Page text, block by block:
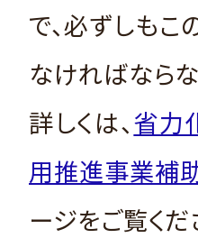
で、必ずしも
なければなら
詳しくは、省力
用推進事業補
ージをご覧くだ